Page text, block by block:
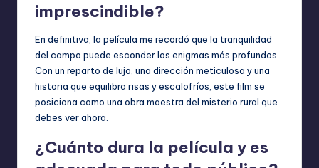
imprescindible?
En definitiva, la película me recordó que la tranquilidad
del campo puede esconder los enigmas más profundos.
Con un reparto de lujo, una dirección meticulosa y una
historia que equilibra risas y escalofríos, este film se
posiciona como una obra maestra del misterio rural que
debes ver ahora.
¿Cuánto dura la película y es